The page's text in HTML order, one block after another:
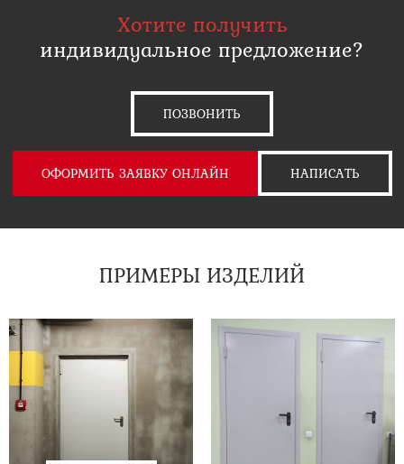
Хотите получить
индивидуальное предложение?
ПОЗВОНИТЬ
ОФОРМИТЬ ЗАЯВКУ ОНЛАЙН НАПИСАТЬ
ПРИМЕРЫ ИЗДЕЛИЙ